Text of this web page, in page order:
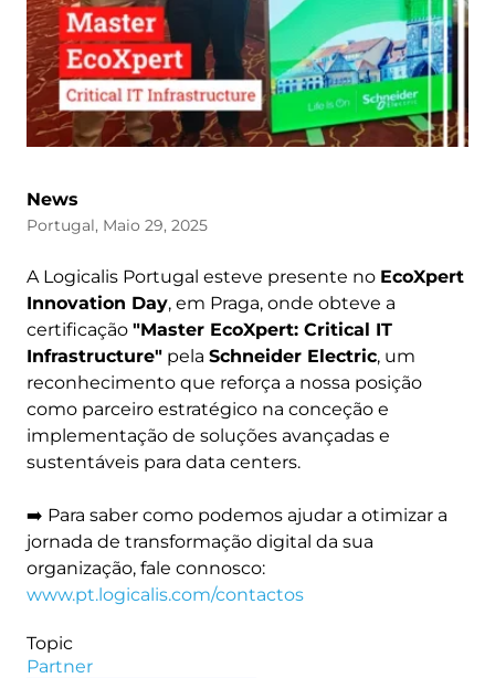
News
Portugal, Maio 29, 2025
A Logicalis Portugal esteve presente no EcoXpert
Innovation Day, em Praga, onde obteve a
certificação "Master EcoXpert: Critical IT
Infrastructure" pela Schneider Electric, um
reconhecimento que reforça a nossa posição
como parceiro estratégico na conceção e
implementação de soluções avançadas e
sustentáveis para data centers.
➡️ Para saber como podemos ajudar a otimizar a
jornada de transformação digital da sua
organização, fale connosco:
www.pt.logicalis.com/contactos
Topic
Partner